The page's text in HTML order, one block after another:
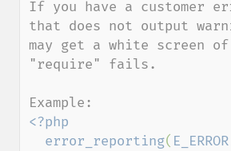
If you have a customer
that does not output
may get a white screen
"require" fails.
<?php
  error_reporting
( E_ERROR